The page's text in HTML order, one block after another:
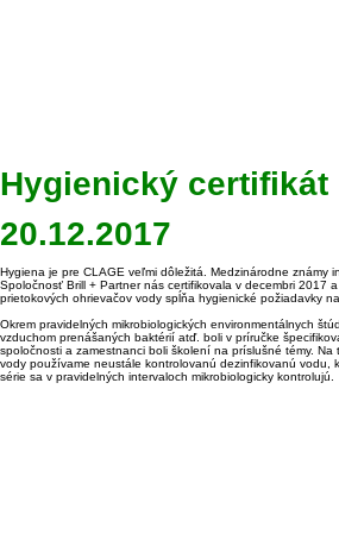
Hygienický certifikát
20.12.2017
Hygiena je pre CLAGE veľmi dôležitá.
Medzinárodne známy
Spoločnosť Brill + Partner nás certifikovala v decembri 2017
prietokových ohrievačov vody spĺňa hygienické požiadavky
Okrem pravidelných mikrobiologických environmentálnych
vzduchom prenášaných baktérií atď. boli v príručke
spoločnosti a zamestnanci boli školení na príslušné témy. Na
vody používame neustále kontrolovanú dezinfikovanú vodu,
série sa v pravidelných intervaloch mikrobiologicky kontrolujú.